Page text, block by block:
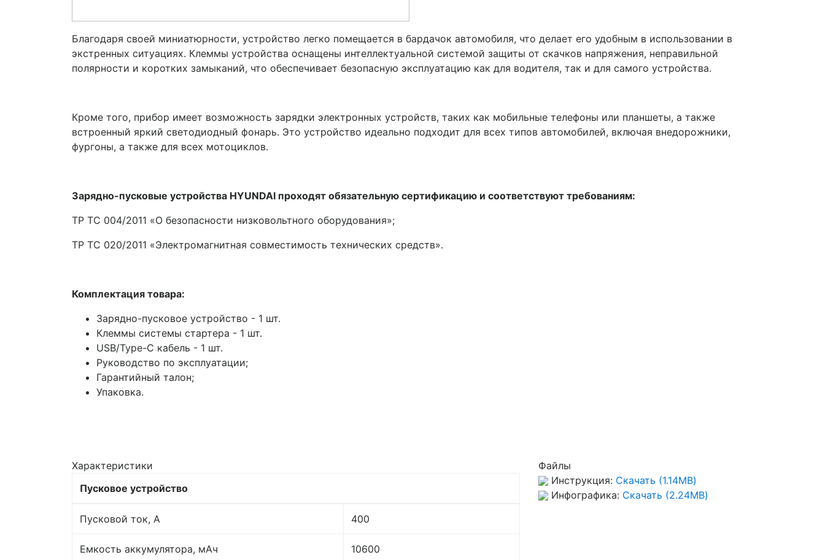
Благодаря своей миниатюрности, устройство легко помещается в бардачок автомобиля, что делает его удобным в использовании в
экстренных ситуациях. Клеммы устройства оснащены интеллектуальной системой защиты от скачков напряжения, неправильной
полярности и коротких замыканий, что обеспечивает безопасную эксплуатацию как для водителя, так и для самого устройства.
Кроме того, прибор имеет возможность зарядки электронных устройств, таких как мобильные телефоны или планшеты, а также
встроенный яркий светодиодный фонарь. Это устройство идеально подходит для всех типов автомобилей, включая внедорожники,
фургоны, а также для всех мотоциклов.
Зарядно-пусковые устройства HYUNDAI проходят обязательную сертификацию и соответствуют требованиям:
TP TC 004/2011 «О безопасности низковольтного оборудования»;
ТР ТС 020/2011 «Электромагнитная совместимость технических средств».
Комплектация товара:
Зарядно-пусковое устройство - 1 шт.
Клеммы системы стартера - 1 шт.
USB/Type-C кабель - 1 шт.
Руководство по эксплуатации;
Гарантийный талон;
Упаковка.
Характеристики
Пусковое устройство
Пусковой ток, A 400
Емкость аккумулятора, мАч 10600
Файлы
Инструкция: Скачать (1.14MB)
Инфографика: Скачать (2.24MB)